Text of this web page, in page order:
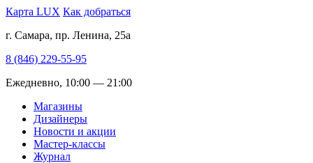
Карта LUX Как добраться
г. Самара, пр. Ленина, 25а
8 (846) 229-55-95
Ежедневно, 10:00 — 21:00
Магазины
Дизайнеры
Новости и акции
Мастер-классы
Журнал